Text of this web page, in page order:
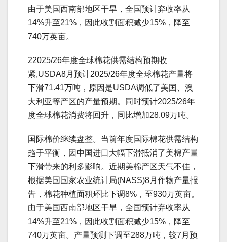
由于美国西南部地区干旱，全国预计弃收率从
14%升至21%，因此收割面积减少15%，降至
740万英亩。
22025/26年度全球棉花供需结构预期收
紧,USDA8月预计2025/26年度全球棉花产量将
下滑71.41万吨，原因是USDA调低了美国、澳
大利亚等产区的产量预期。同时预计2025/26年
度全球棉花消费将回升，同比增加28.09万吨。
国际棉价继续盘整。当前年度国际棉花供需结构
趋于平衡，因中国进口大幅下滑抵消了美棉产量
下滑带来的利多影响。近期美棉产区天气不佳，
根据美国国家农业统计局(NASS)8月作物产量报
告，棉花种植面积环比下调8%，至930万英亩。
由于美国西南部地区干旱，全国预计弃收率从
14%升至21%，因此收割面积减少15%，降至
740万英亩。产量预测下调至288万吨，较7月预